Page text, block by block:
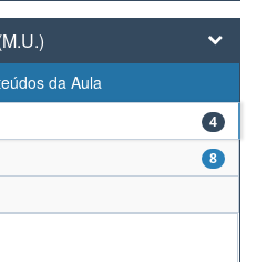
da Aula
4
8